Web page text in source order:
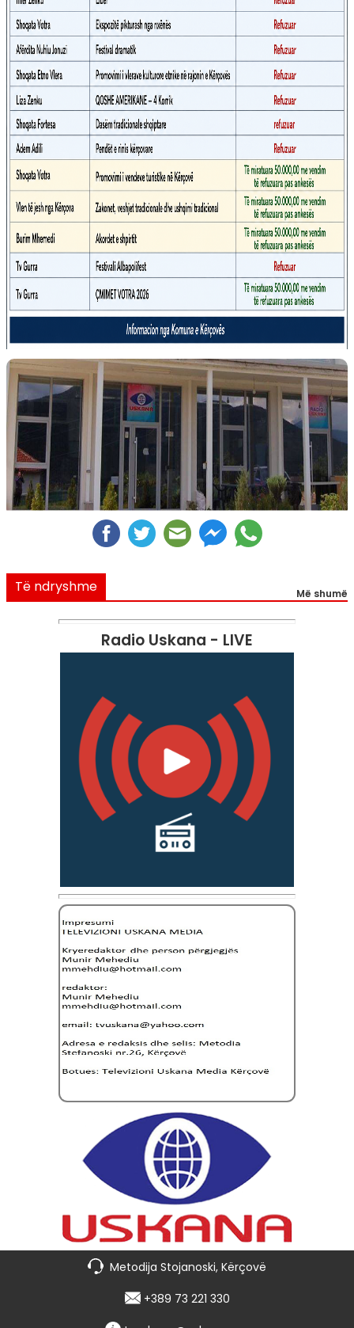
Të ndryshme Më shumë
Radio Uskana - LIVE
Metodija Stojanoski, Kërçovë
+389 73 221 330